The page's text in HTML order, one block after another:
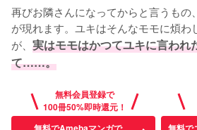
再びお隣さんになってからと言うもの
が現れます。ユキはそんなモモに煩わ
が、 実はモモはかつてユキに言われ
て……。
無料会員登録で
100冊50%即時還元！